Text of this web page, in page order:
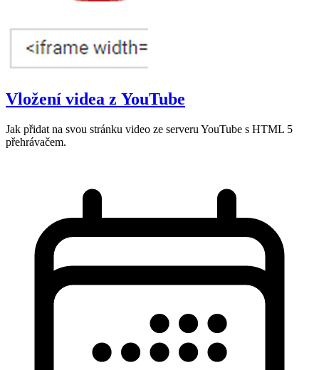
Vložení videa z YouTube
Jak přidat na svou stránku video ze serveru YouTube s HTML 5
přehrávačem.